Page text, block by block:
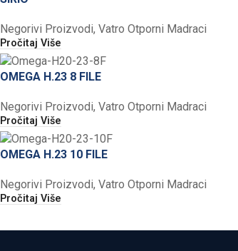
Negorivi Proizvodi, Vatro Otporni Madraci
Pročitaj Više
OMEGA H.23 8 FILE
Negorivi Proizvodi, Vatro Otporni Madraci
Pročitaj Više
OMEGA H.23 10 FILE
Negorivi Proizvodi, Vatro Otporni Madraci
Pročitaj Više